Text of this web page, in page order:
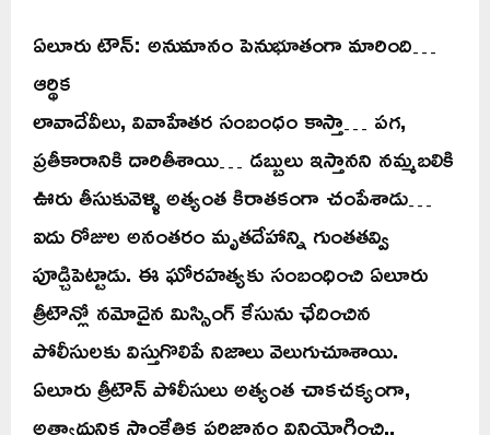
ఏలూరు టౌన్: అనుమానం పెనుభూతంగా మారింది…
ఆర్థిక
లావాదేవీలు, వివాహేతర సంబంధం కాస్తా… పగ,
ప్రతీకారానికి దారితీశాయి… డబ్బులు ఇస్తానని నమ్మబలికి
ఊరు తీసుకువెళ్ళి అత్యంత కిరాతకంగా చంపేశాడు…
ఐదు రోజుల అనంతరం మృతదేహాన్ని గుంతతవ్వి
పూడ్చిపెట్టాడు. ఈ ఘోరహత్యకు సంబంధించి ఏలూరు
త్రీటౌన్లో నమోదైన మిస్సింగ్ కేసును ఛేదించిన
పోలీసులకు విస్తుగొలిపే నిజాలు వెలుగుచూశాయి.
ఏలూరు త్రీటౌన్ పోలీసులు అత్యంత చాకచక్యంగా,